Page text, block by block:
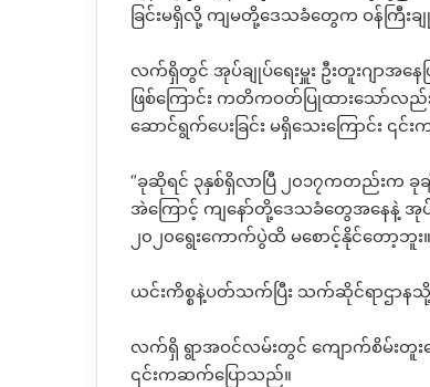
ခြင်းမရှိလို့ ကျမတို့ဒေသခံတွေက ဝန်ကြီး
လက်ရှိတွင် အုပ်ချုပ်ရေးမှူး ဦးတူးဂျာအန
ဖြစ်ကြောင်း ကတိကဝတ်ပြုထားသော်လ
ဆောင်ရွက်ပေးခြင်း မရှိသေးကြောင်း ၎
“ခုဆိုရင် ၃နှစ်ရှိလာပြီ ၂၀၁၇ကတည်းက ခု
အဲကြောင့် ကျနော်တို့ဒေသခံတွေအနေနဲ့ အု
၂၀၂၀ရွေးကောက်ပွဲထိ မစောင့်နိုင်တော့
ယင်းကိစ္စနဲ့ပတ်သက်ပြီး သက်ဆိုင်ရာဌာ
လက်ရှိ ရွာအဝင်လမ်းတွင် ကျောက်စိမ်းတူးဖေ
၎င်းကဆက်ပြောသည်။